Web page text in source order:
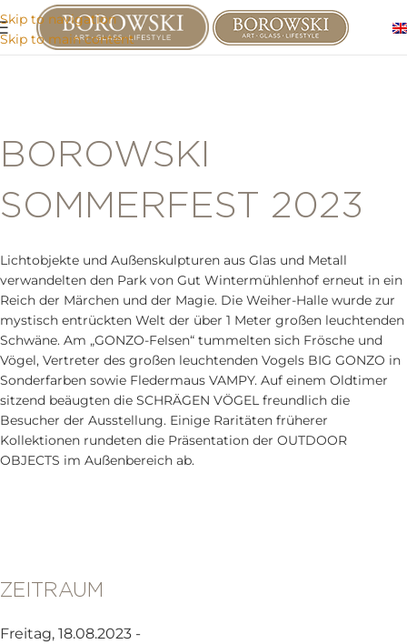
Skip to navigation
Skip to main content
BOROWSKI
SOMMERFEST 2023
Lichtobjekte und Außenskulpturen aus Glas und Metall
verwandelten den Park von Gut Wintermühlenhof erneut in ein
Reich der Märchen und der Magie. Die Weiher-Halle wurde zur
mystisch entrückten Welt der über 1 Meter großen leuchtenden
Schwäne. Am „GONZO-Felsen“ tummelten sich Frösche und
Vögel, Vertreter des großen leuchtenden Vogels BIG GONZO in
Sonderfarben sowie Fledermaus VAMPY. Auf einem Oldtimer
sitzend beäugten die SCHRÄGEN VÖGEL freundlich die
Besucher der Ausstellung. Einige Raritäten früherer
Kollektionen rundeten die Präsentation der OUTDOOR
OBJECTS im Außenbereich ab.
ZEITRAUM
Freitag, 18.08.2023 -